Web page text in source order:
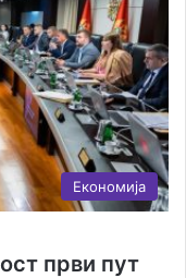
Економија
први пут